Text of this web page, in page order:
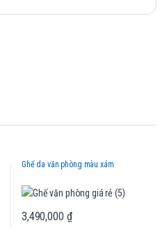
Ghế da văn phòng màu xám
3,490,000 ₫